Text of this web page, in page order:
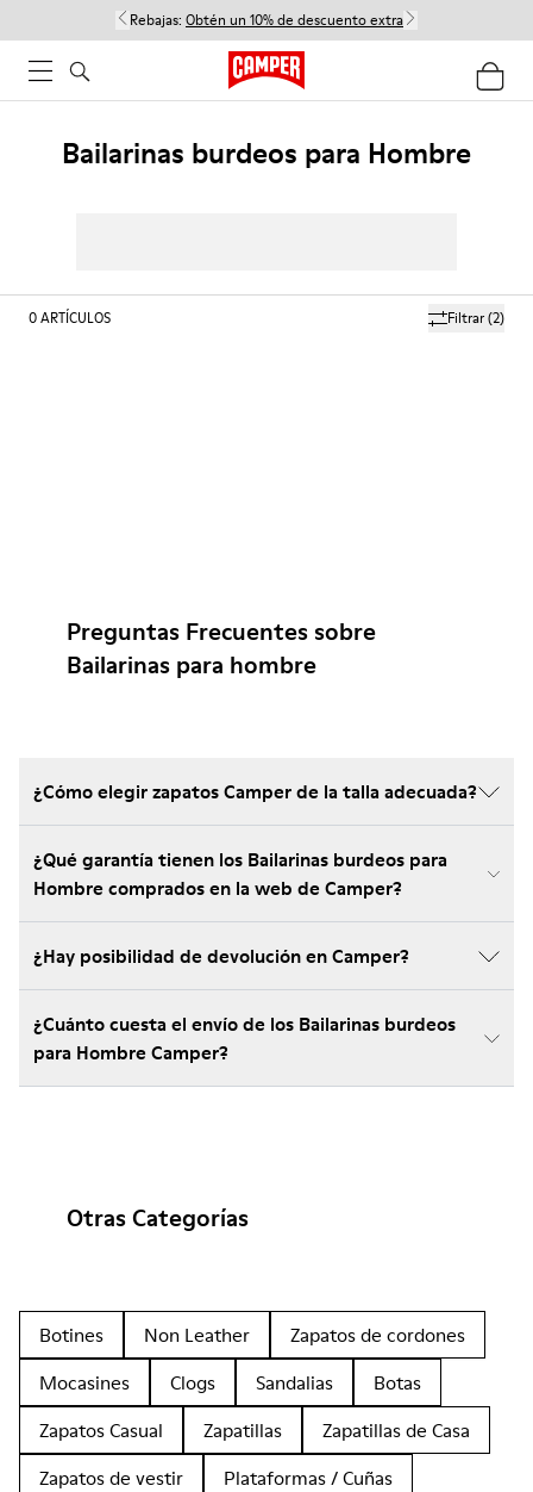
Rebajas: Obtén un 10% de descuento extra
Bailarinas burdeos para Hombre
Filtrar(2)
0ARTÍCULOS
Preguntas Frecuentes sobre
Bailarinas para hombre
¿Cómo elegir zapatos Camper de la talla adecuada?
¿Qué garantía tienen los Bailarinas burdeos para
Hombre comprados en la web de Camper?
¿Hay posibilidad de devolución en Camper?
¿Cuánto cuesta el envío de los Bailarinas burdeos
para Hombre Camper?
Otras Categorías
Botines Non Leather
Zapatos de cordones
Mocasines
Clogs Sandalias
Botas
Zapatos Casual
Zapatillas
Zapatillas de Casa
Zapatos de vestir
Plataformas / Cuñas